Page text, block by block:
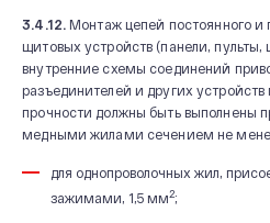
3.4.12. Монтаж цепей постоянного и
щитовых устройств (панели,
внутренние схемы соединений
разъединителей и других
прочности должны быть выполнены
медными жилами сечением не
для однопроволочных жил,
зажимами, 1,5 мм2;